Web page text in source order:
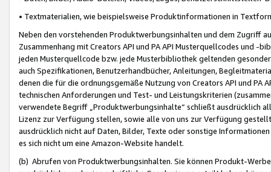
• Textmaterialien, wie beispielsweise Produktinformationen in
Neben den vorstehenden Produktwerbungsinhalten und dem Zugriff
Zusammenhang mit Creators API und PA API Musterquellcodes und
jeden Musterquellcode bzw. jede Musterbibliothek geltenden
auch Spezifikationen, Benutzerhandbücher, Anleitungen,
denen die für die ordnungsgemäße Nutzung von Creators API und PA
technischen Anforderungen und Test- und Leistungskriterien
verwendete Begriff „Produktwerbungsinhalte“ schließt ausdrücklich
Lizenz zur Verfügung stellen, sowie alle von uns zur Verfügung
ausdrücklich nicht auf Daten, Bilder, Texte oder sonstige
es sich nicht um eine Amazon-Website handelt.
(b) Abrufen von Produktwerbungsinhalten. Sie können Produkt-